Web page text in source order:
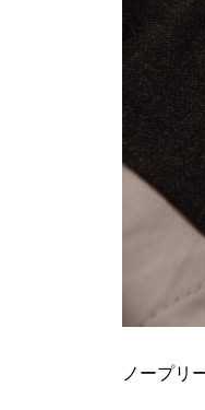
ノープリ